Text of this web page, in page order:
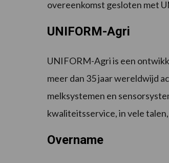
overeenkomst gesloten met
UNIFORM-Agri
UNIFORM-Agri is een
meer dan 35 jaar wereldwijd
melksystemen en
kwaliteitsservice, in vele
Overname